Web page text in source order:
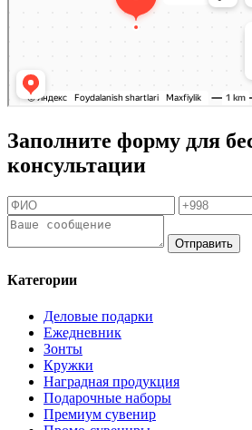
Заполните форму для
консультации
Отправить
Категории
Деловые подарки
Ежедневник
Зонты
Кружки
Наградная продукция
Подарочные наборы
Премиум сувенир